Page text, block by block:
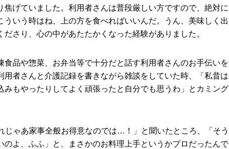
げていました。利⽤者さんは普段厳しい方ですので、絶対に
いう時はね、上の⽅を食べればいいんだ。うん、美味しく出
さり、⼼の中があたたかくなった経験がありました。
⾷品や惣菜、お弁当等で十分だと話す利⽤者さんのお手伝いを
⽤者さんと介護記録を書きながら雑談をしていた時、「私昔は
みもやったりしてよく頑張ったと⾃分でも思うわ」とカミング
じゃあ家事全般お得意なのでは…！」と聞いたところ、「そう
のよ、ふふ」と、まさかのお料理上⼿というかプロだったんで